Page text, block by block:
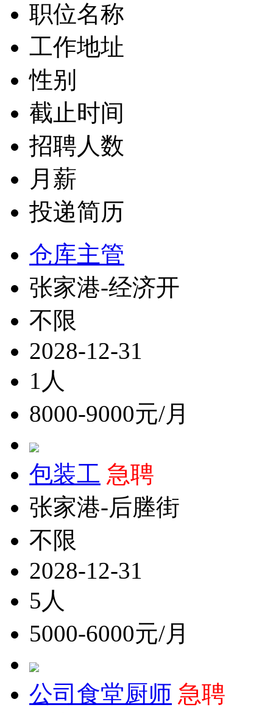
职位名称
工作地址
性别
截止时间
招聘人数
月薪
投递简历
仓库主管
张家港-经济开
不限
2028-12-31
1人
8000-9000元/月
包装工 急聘
张家港-后塍街
不限
2028-12-31
5人
5000-6000元/月
公司食堂厨师 急聘